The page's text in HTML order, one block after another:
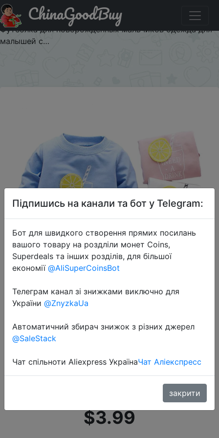
Код на знижку $1/1 Lawadka/весенне Осенние футболки
для девочек с героями мультфильмов, хлопковая
Футболка для новорожденных мальчиков одежда для
малышей с…
ChinaGoodBuy
2020-12-03
Lawadka/весенне Осенние
футболки для девочек с героями
мультфильмов, хлопковая
мальчиков одежда для малышей
$3.99
Підпишись на канали та бот у Telegram:
Бот для швидкого створення прямих посилань
вашого товару на роздліли монет Coins,
Superdeals та інших розділів, для більшої
економії @AliSuperCoinsBot
Телеграм канал зі знижками виключно для
України @ZnyzkaUa
Автоматичний збирач знижок з різних джерел
@SaleStack
Чат спільноти Aliexpress УкраїнаЧат Аліекспресс
закрити